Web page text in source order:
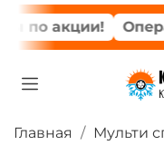
по акции!
Главная
Мульти